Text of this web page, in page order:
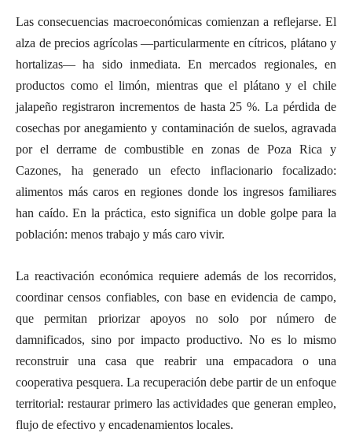
Las consecuencias macroeconómicas comienzan a reflejarse. El
alza de precios agrícolas —particularmente en cítricos, plátano y
hortalizas— ha sido inmediata. En mercados regionales, en
productos como el limón, mientras que el plátano y el chile
jalapeño registraron incrementos de hasta 25 %. La pérdida de
cosechas por anegamiento y contaminación de suelos, agravada
por el derrame de combustible en zonas de Poza Rica y
Cazones, ha generado un efecto inflacionario focalizado:
alimentos más caros en regiones donde los ingresos familiares
han caído. En la práctica, esto significa un doble golpe para la
población: menos trabajo y más caro vivir.
La reactivación económica requiere además de los recorridos,
coordinar censos confiables, con base en evidencia de campo,
que permitan priorizar apoyos no solo por número de
damnificados, sino por impacto productivo. No es lo mismo
reconstruir una casa que reabrir una empacadora o una
cooperativa pesquera. La recuperación debe partir de un enfoque
territorial: restaurar primero las actividades que generan empleo,
flujo de efectivo y encadenamientos locales.